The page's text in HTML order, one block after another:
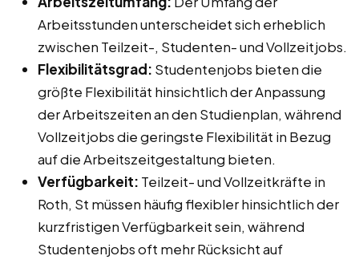
Arbeitsstunden unterscheidet sich erheblich
zwischen Teilzeit-, Studenten- und Vollzeitjobs.
Flexibilitätsgrad: Studentenjobs bieten die
größte Flexibilität hinsichtlich der Anpassung
der Arbeitszeiten an den Studienplan, während
Vollzeitjobs die geringste Flexibilität in Bezug
auf die Arbeitszeitgestaltung bieten.
Verfügbarkeit: Teilzeit- und Vollzeitkräfte in
Roth, St müssen häufig flexibler hinsichtlich der
kurzfristigen Verfügbarkeit sein, während
Studentenjobs oft mehr Rücksicht auf